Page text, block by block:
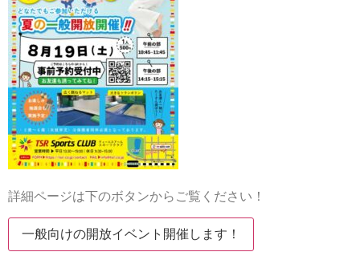
詳細ページは下のボタンからご覧ください！
一般向けの開放イベント開催します！